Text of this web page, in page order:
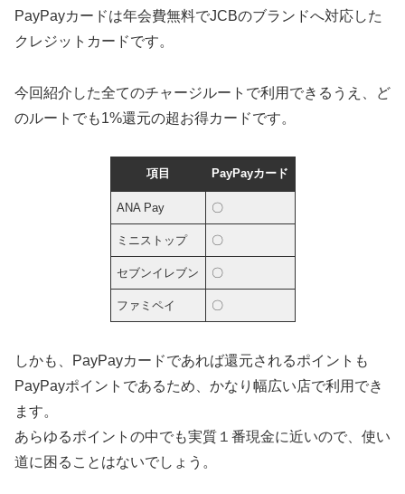
PayPayカードは年会費無料でJCBのブランドへ対応した
クレジットカードです。
今回紹介した全てのチャージルートで利用できるうえ、ど
のルートでも1%還元の超お得カードです。
項目 PayPayカード
ANA Pay 〇
ミニストップ 〇
セブンイレブン 〇
ファミペイ 〇
しかも、PayPayカードであれば還元されるポイントも
PayPayポイントであるため、かなり幅広い店で利用でき
ます。
あらゆるポイントの中でも実質１番現金に近いので、使い
道に困ることはないでしょう。